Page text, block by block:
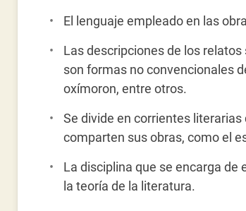
El lenguaje empleado en las
Las descripciones de los
son formas no convencionales
oxímoron, entre otros.
Se divide en corrientes
comparten sus obras, como el
La disciplina que se encarga
la teoría de la literatura.